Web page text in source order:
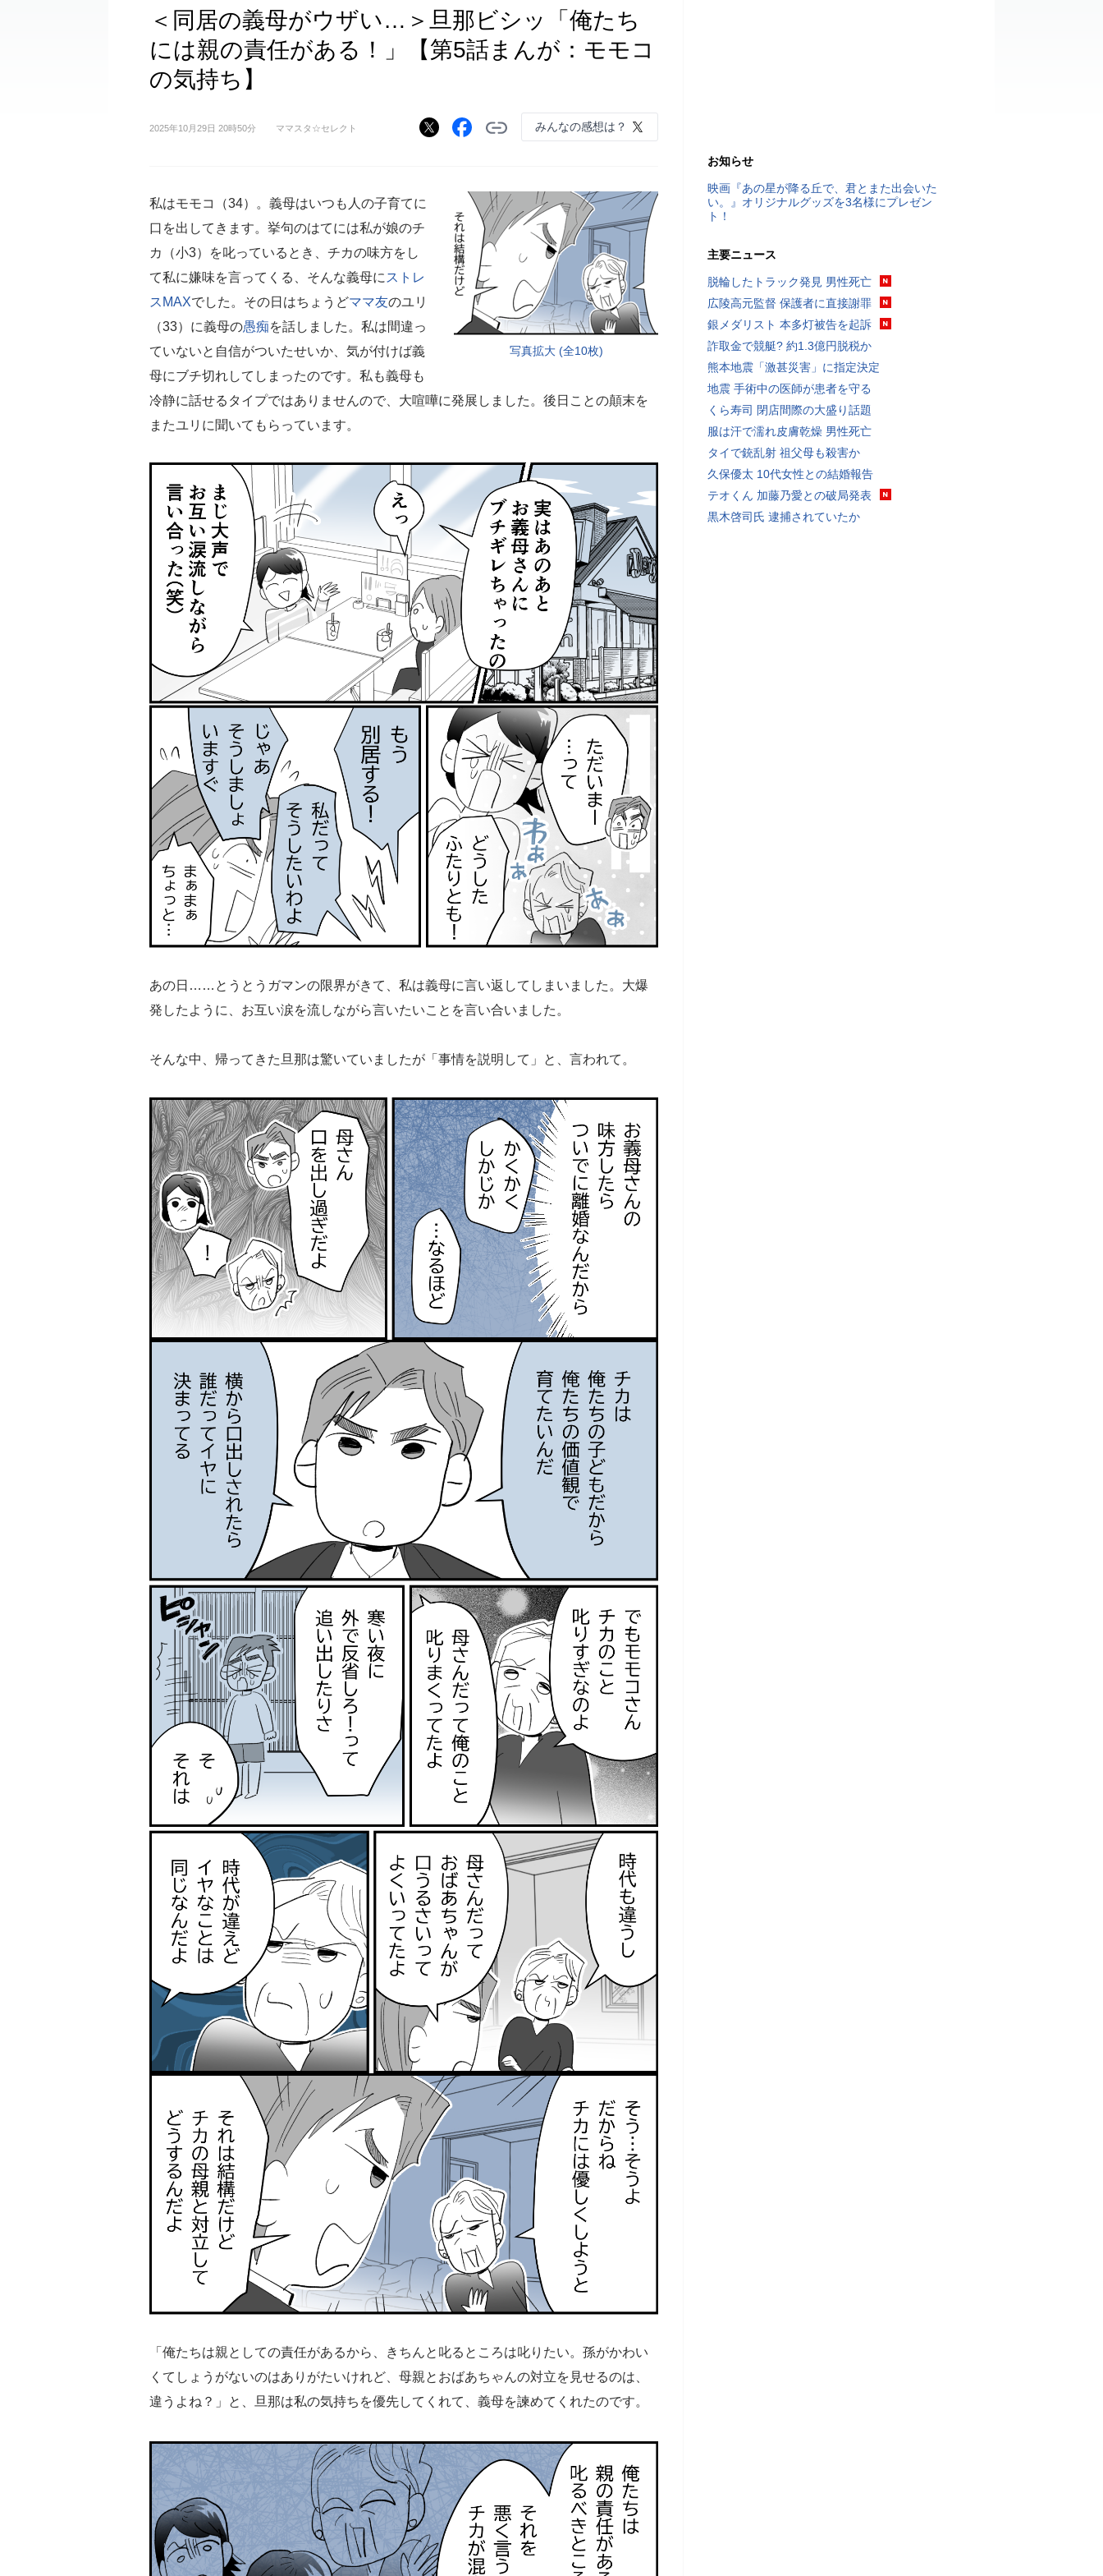
＜同居の義母がウザい…＞旦那ビシッ「俺たち
には親の責任がある！」【第5話まんが：モモコ
の気持ち】
2025年10月29日 20時50分 ママスタ☆セレクト みんなの感想は？
写真拡大 (全10枚)
私はモモコ（34）。義母はいつも人の子育てに
口を出してきます。挙句のはてには私が娘のチ
カ（小3）を叱っているとき、チカの味方をし
て私に嫌味を言ってくる、そんな義母に ストレ
ス MAXでした。その日はちょうどママ友のユリ
（33）に義母の愚痴を話しました。私は間違っ
ていないと自信がついたせいか、気が付けば義
母にブチ切れしてしまったのです。私も義母も
冷静に話せるタイプではありませんので、大喧嘩に発展しました。後日ことの顛末を
またユリに聞いてもらっています。
あの日……とうとうガマンの限界がきて、私は義母に言い返してしまいました。大爆
発したように、お互い涙を流しながら言いたいことを言い合いました。
そんな中、帰ってきた旦那は驚いていましたが「事情を説明して」と、言われて。
「俺たちは親としての責任があるから、きちんと叱るところは叱りたい。孫がかわい
くてしょうがないのはありがたいけれど、母親とおばあちゃんの対立を見せるのは、
違うよね？」と、旦那は私の気持ちを優先してくれて、義母を諫めてくれたのです。
お知らせ
映画『あの星が降る丘で、君とまた出会いた
い。』オリジナルグッズを3名様にプレゼン
ト！
主要ニュース
脱輪したトラック発見 男性死亡
広陵高元監督 保護者に直接謝罪
銀メダリスト 本多灯被告を起訴
詐取金で競艇? 約1.3億円脱税か
熊本地震「激甚災害」に指定決定
地震 手術中の医師が患者を守る
くら寿司 閉店間際の大盛り話題
服は汗で濡れ皮膚乾燥 男性死亡
タイで銃乱射 祖父母も殺害か
久保優太 10代女性との結婚報告
テオくん 加藤乃愛との破局発表
黒木啓司氏 逮捕されていたか